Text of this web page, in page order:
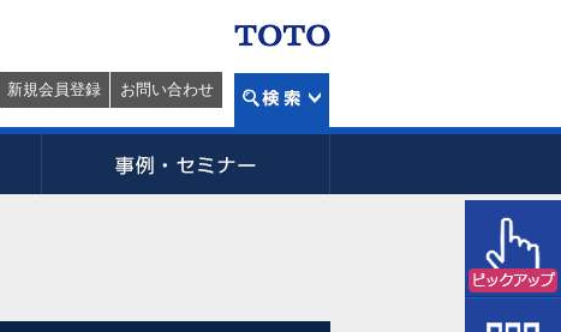
新規会員登録 お問い合わせ